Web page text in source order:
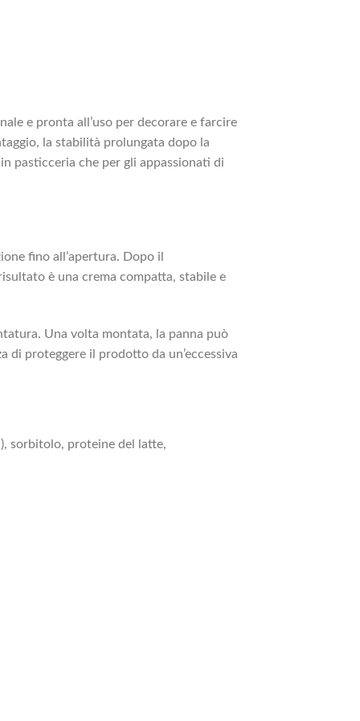
e pronta all’uso per decorare e farcire
la stabilità prolungata dopo la
pasticceria che per gli appassionati di
fino all’apertura. Dopo il
è una crema compatta, stabile e
Una volta montata, la panna può
di proteggere il prodotto da un’eccessiva
sorbitolo, proteine del latte,